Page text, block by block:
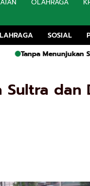
SOSIAL
Surat
dan